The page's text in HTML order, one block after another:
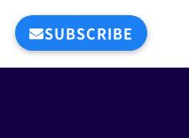
SUBSCRIBE